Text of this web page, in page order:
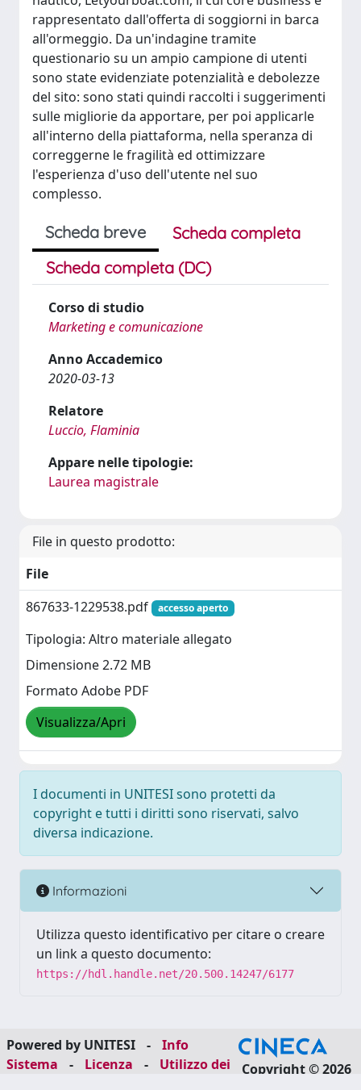
rappresentato dall'offerta di soggiorni in barca
all'ormeggio. Da un'indagine tramite
questionario su un ampio campione di utenti
sono state evidenziate potenzialità e debolezze
del sito: sono stati quindi raccolti i suggerimenti
sulle migliorie da apportare, per poi applicarle
all'interno della piattaforma, nella speranza di
correggerne le fragilità ed ottimizzare
l'esperienza d'uso dell'utente nel suo
complesso.
Scheda breve
Scheda completa
Scheda completa (DC)
Corso di studio
Marketing e comunicazione
Anno Accademico
2020-03-13
Relatore
Luccio, Flaminia
Appare nelle tipologie:
Laurea magistrale
File in questo prodotto:
File
867633-1229538.pdf
accesso aperto
Tipologia: Altro materiale allegato
Dimensione 2.72 MB
Formato Adobe PDF
Visualizza/Apri
I documenti in UNITESI sono protetti da
copyright e tutti i diritti sono riservati, salvo
diversa indicazione.
Informazioni
Utilizza questo identificativo per citare o creare
un link a questo documento:
https://hdl.handle.net/20.500.14247/6177
Powered by UNITESI -
Info
Sistema
- Licenza -
Utilizzo dei
Copyright © 2026